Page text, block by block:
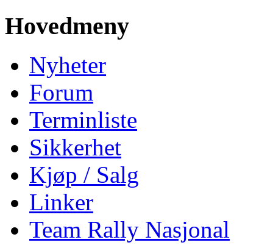
Hovedmeny
Nyheter
Forum
Terminliste
Sikkerhet
Kjøp / Salg
Linker
Team Rally Nasjonal